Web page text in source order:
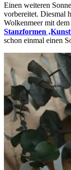
Einen weiteren
vorbereitet. Diesmal
Wolkenmeer mit dem
Stanzformen
schon einmal einen